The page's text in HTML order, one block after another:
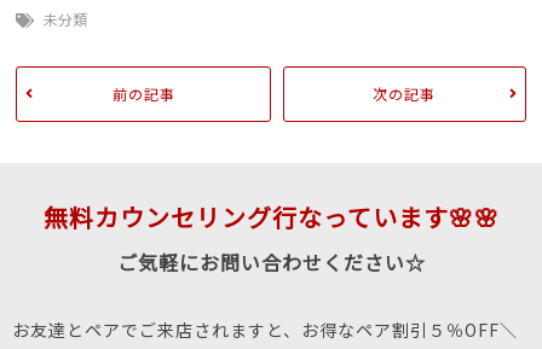
未分類
前の記事 次の記事
無料カウンセリング行なっています🌸🌸
ご気軽にお問い合わせください☆
お友達とペアでご来店されますと、お得なペア割引５％OFF＼